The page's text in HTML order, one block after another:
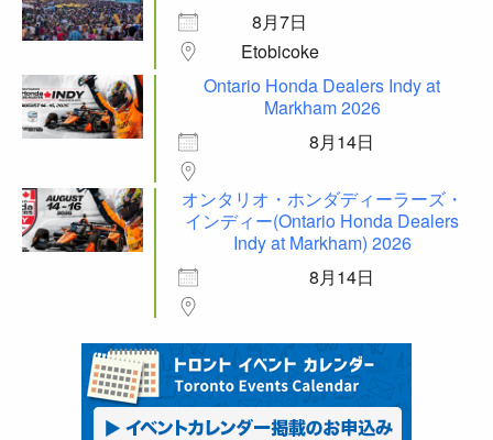
8月7日
Etobicoke
Ontario Honda Dealers Indy at
Markham 2026
8月14日
オンタリオ・ホンダディーラーズ・
インディー(Ontario Honda Dealers
Indy at Markham) 2026
8月14日